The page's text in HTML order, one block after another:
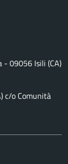
- 09056 Isili (CA)
c/o Comunità